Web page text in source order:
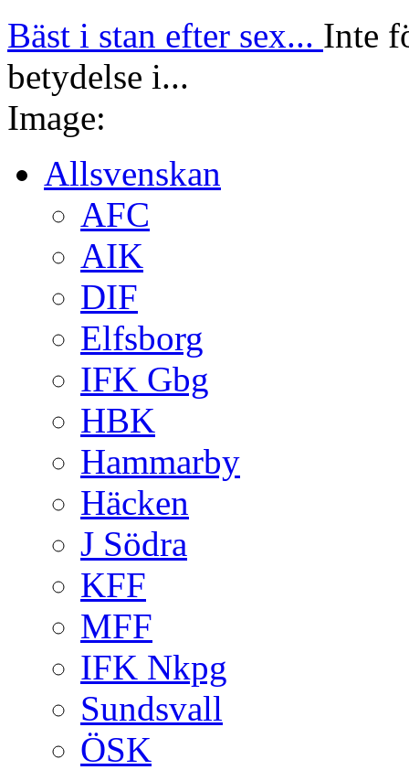
Bäst i stan efter sex... Inte
betydelse i...
Image:
Allsvenskan
AFC
AIK
DIF
Elfsborg
IFK Gbg
HBK
Hammarby
Häcken
J Södra
KFF
MFF
IFK Nkpg
Sundsvall
ÖSK